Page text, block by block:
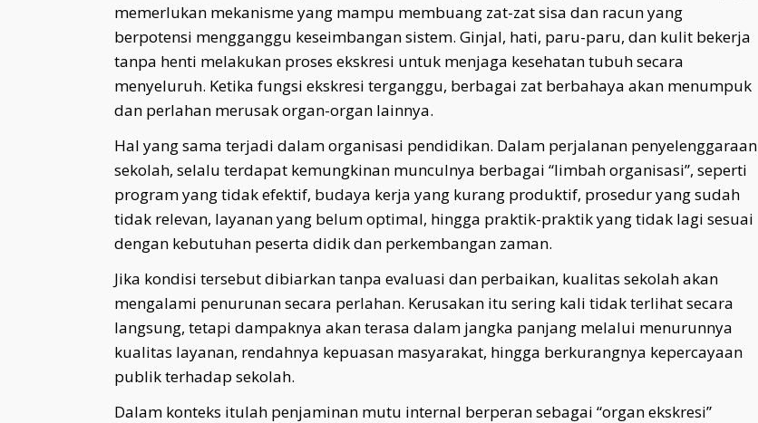
memerlukan mekanisme yang mampu membuang zat-zat sisa dan racun yang
berpotensi mengganggu keseimbangan sistem. Ginjal, hati, paru-paru, dan kulit bekerja
tanpa henti melakukan proses ekskresi untuk menjaga kesehatan tubuh secara
menyeluruh. Ketika fungsi ekskresi terganggu, berbagai zat berbahaya akan menumpuk
dan perlahan merusak organ-organ lainnya.
Hal yang sama terjadi dalam organisasi pendidikan. Dalam perjalanan penyelenggaraan
sekolah, selalu terdapat kemungkinan munculnya berbagai “limbah organisasi”, seperti
program yang tidak efektif, budaya kerja yang kurang produktif, prosedur yang sudah
tidak relevan, layanan yang belum optimal, hingga praktik-praktik yang tidak lagi sesuai
dengan kebutuhan peserta didik dan perkembangan zaman.
Jika kondisi tersebut dibiarkan tanpa evaluasi dan perbaikan, kualitas sekolah akan
mengalami penurunan secara perlahan. Kerusakan itu sering kali tidak terlihat secara
langsung, tetapi dampaknya akan terasa dalam jangka panjang melalui menurunnya
kualitas layanan, rendahnya kepuasan masyarakat, hingga berkurangnya kepercayaan
publik terhadap sekolah.
Dalam konteks itulah penjaminan mutu internal berperan sebagai “organ ekskresi”